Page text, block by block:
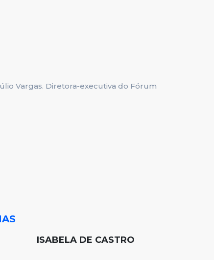
Vargas. Diretora-executiva do Fórum
ISABELA DE CASTRO